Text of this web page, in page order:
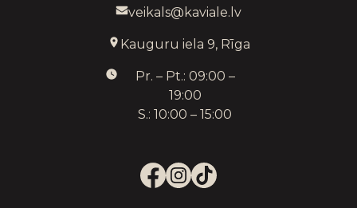
veikals@kaviale.lv
Kauguru iela 9, Rīga
Pr. – Pt.: 09:00 –
19:00
S.: 10:00 – 15:00